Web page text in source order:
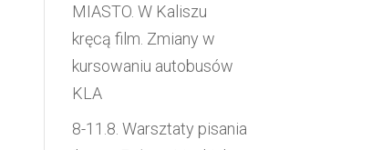
MIASTO. W Kaliszu
kręcą film. Zmiany w
kursowaniu autobusów
KLA
8-11.8. Warsztaty pisania